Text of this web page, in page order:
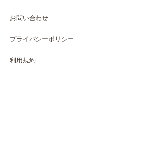
お問い合わせ
プライバシーポリシー
利用規約